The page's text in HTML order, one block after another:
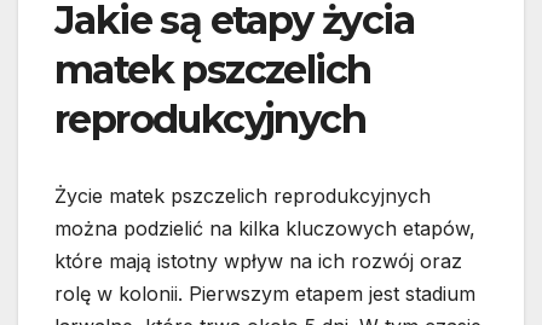
Jakie są etapy życia
matek pszczelich
reprodukcyjnych
Życie matek pszczelich reprodukcyjnych
można podzielić na kilka kluczowych etapów,
które mają istotny wpływ na ich rozwój oraz
rolę w kolonii. Pierwszym etapem jest stadium